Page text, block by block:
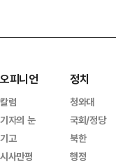
오피니언
칼럼
기자의 눈
기고
시사만평
정치
청와대
국회/정당
북한
행정